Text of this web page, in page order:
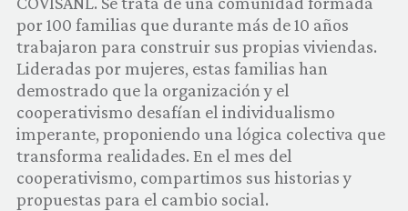
por 100 familias que durante más de 10 años
trabajaron para construir sus propias viviendas.
Lideradas por mujeres, estas familias han
demostrado que la organización y el
cooperativismo desafían el individualismo
imperante, proponiendo una lógica colectiva que
transforma realidades. En el mes del
cooperativismo, compartimos sus historias y
propuestas para el cambio social.